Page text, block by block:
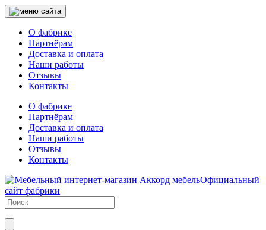
О фабрике
Партнёрам
Доставка и оплата
Наши работы
Отзывы
Контакты
О фабрике
Партнёрам
Доставка и оплата
Наши работы
Отзывы
Контакты
Официальный
сайт фабрики